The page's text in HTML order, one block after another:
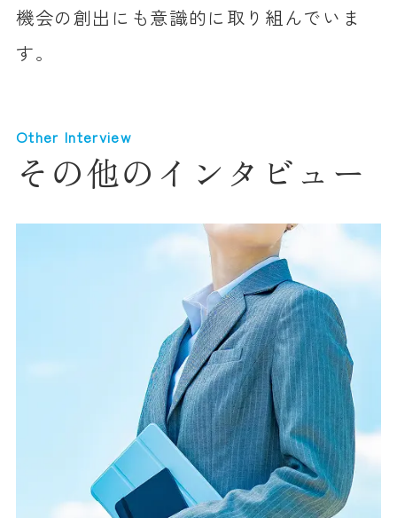
機会の創出にも意識的に取り組んでいま
す。
Other Interview
その他のインタビュー